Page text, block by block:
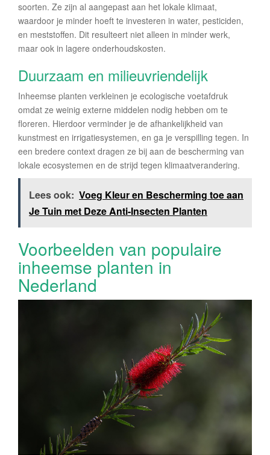
soorten. Ze zijn al aangepast aan het lokale klimaat,
waardoor je minder hoeft te investeren in water, pesticiden,
en meststoffen. Dit resulteert niet alleen in minder werk,
maar ook in lagere onderhoudskosten.
Duurzaam en milieuvriendelijk
Inheemse planten verkleinen je ecologische voetafdruk
omdat ze weinig externe middelen nodig hebben om te
floreren. Hierdoor verminder je de afhankelijkheid van
kunstmest en irrigatiesystemen, en ga je verspilling tegen. In
een bredere context dragen ze bij aan de bescherming van
lokale ecosystemen en de strijd tegen klimaatverandering.
Lees ook: Voeg Kleur en Bescherming toe aan
Je Tuin met Deze Anti-Insecten Planten
Voorbeelden van populaire
inheemse planten in
Nederland